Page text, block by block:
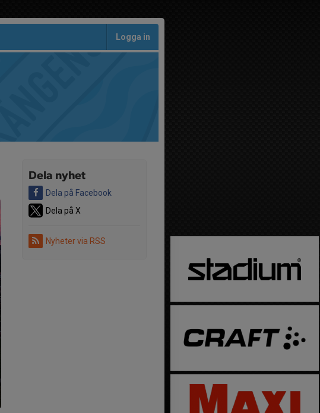
Logga in
Dela nyhet
Dela på Facebook
Dela på X
Nyheter via RSS